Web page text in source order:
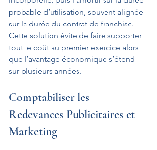
probable d’utilisation, souvent alignée
sur la durée du contrat de franchise.
Cette solution évite de faire supporter
tout le coût au premier exercice alors
que l’avantage économique s’étend
sur plusieurs années.
Comptabiliser les
Redevances Publicitaires et
Marketing